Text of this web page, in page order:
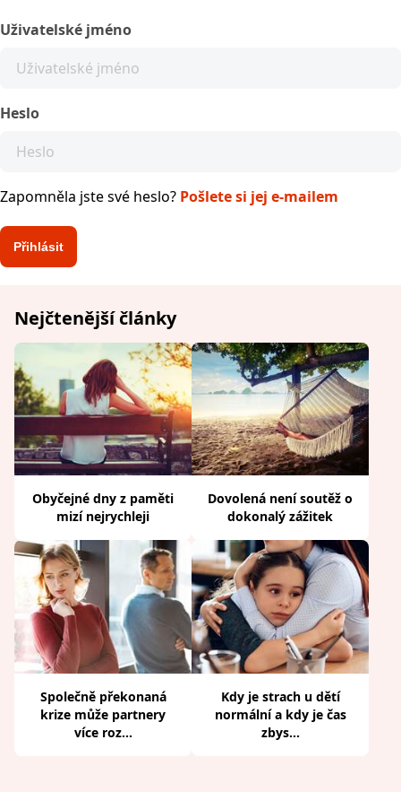
Uživatelské jméno
Heslo
Zapomněla jste své heslo? Pošlete si jej e-mailem
Nejčtenější články
Obyčejné dny z paměti
mizí nejrychleji
Dovolená není soutěž o
dokonalý zážitek
Společně překonaná
krize může partnery
více roz...
Kdy je strach u dětí
normální a kdy je čas
zbys...